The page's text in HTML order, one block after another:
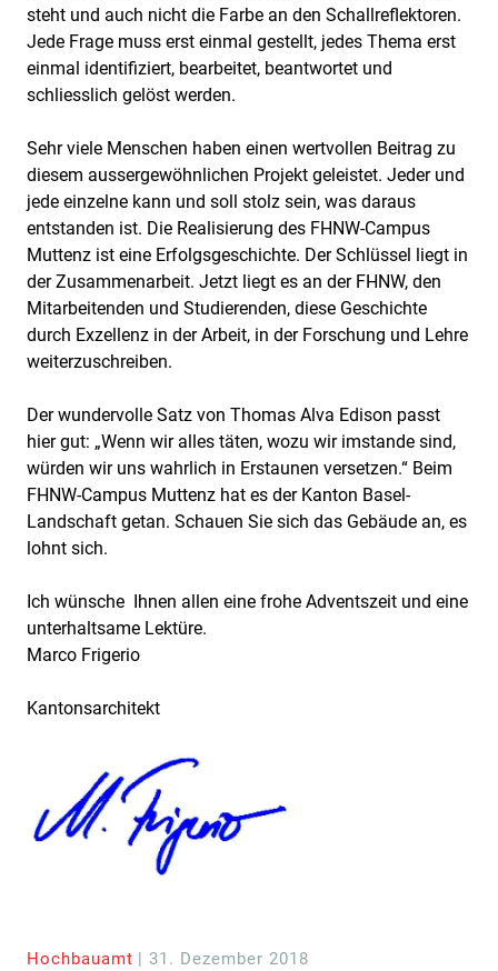
steht und auch nicht die Farbe an den Schallreflektoren.
Jede Frage muss erst einmal gestellt, jedes Thema erst
einmal identifiziert, bearbeitet, beantwortet und
schliesslich gelöst werden.
Sehr viele Menschen haben einen wertvollen Beitrag zu
diesem aussergewöhnlichen Projekt geleistet. Jeder und
jede einzelne kann und soll stolz sein, was daraus
entstanden ist. Die Realisierung des FHNW-Campus
Muttenz ist eine Erfolgsgeschichte. Der Schlüssel liegt in
der Zusammenarbeit. Jetzt liegt es an der FHNW, den
Mitarbeitenden und Studierenden, diese Geschichte
durch Exzellenz in der Arbeit, in der Forschung und Lehre
weiterzuschreiben.
Der wundervolle Satz von Thomas Alva Edison passt
hier gut: „Wenn wir alles täten, wozu wir imstande sind,
würden wir uns wahrlich in Erstaunen versetzen.“ Beim
FHNW-Campus Muttenz hat es der Kanton Basel-
Landschaft getan. Schauen Sie sich das Gebäude an, es
lohnt sich.
Ich wünsche Ihnen allen eine frohe Adventszeit und eine
unterhaltsame Lektüre.
Marco Frigerio
Kantonsarchitekt
Hochbauamt | 31. Dezember 2018